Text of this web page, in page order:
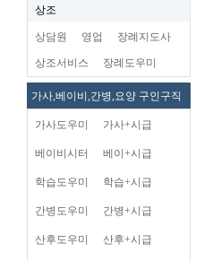
상조
상담원 영업 장례지도사
상조서비스 장례도우미
가사,베이비,간병,요양 구인구직
가사도우미 가사+시급
베이비시터 베이+시급
학습도우미 학습+시급
간병도우미 간병+시급
산후도우미 산후+시급